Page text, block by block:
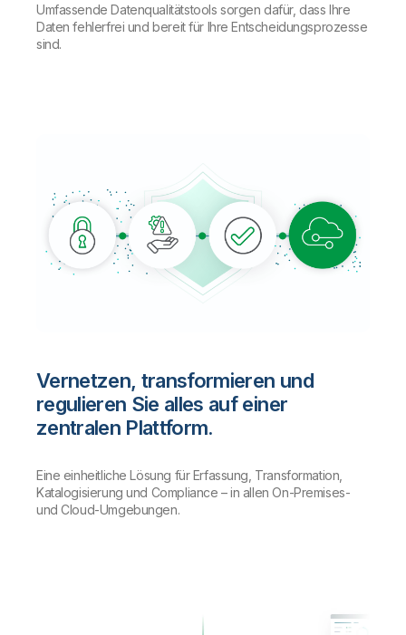
Umfassende Datenqualitätstools sorgen dafür, dass Ihre
Daten fehlerfrei und bereit für Ihre Entscheidungsprozesse
sind.
Vernetzen, transformieren und
regulieren Sie alles auf einer
zentralen Plattform.
Eine einheitliche Lösung für Erfassung, Transformation,
Katalogisierung und Compliance – in allen On-Premises-
und Cloud-Umgebungen.